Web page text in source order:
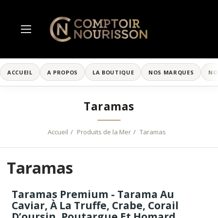
ACCUEIL A PROPOS LA BOUTIQUE NOS MARQUES
Taramas
Accueil Produits de la Mer Taramas
Taramas
Taramas Premium - Tarama Au
Caviar, À La Truffe, Crabe, Corail